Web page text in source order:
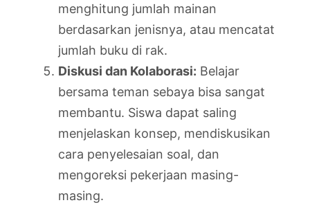
menghitung jumlah mainan
berdasarkan jenisnya, atau mencatat
jumlah buku di rak.
Diskusi dan Kolaborasi: Belajar
bersama teman sebaya bisa sangat
membantu. Siswa dapat saling
menjelaskan konsep, mendiskusikan
cara penyelesaian soal, dan
mengoreksi pekerjaan masing-
masing.